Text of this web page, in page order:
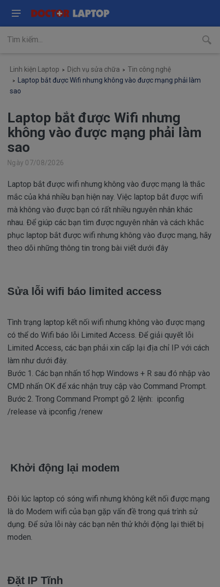
Linh kiện Laptop Dịch vụ sửa chữa
Tin công nghệ
​Laptop bắt được Wifi nhưng không vào được mạng phải làm
sao
​Laptop bắt được Wifi nhưng
không vào được mạng phải làm
sao
Ngày 07/08/2026
Laptop bắt được wifi nhưng không vào được mạng là thắc
mắc của khá nhiều bạn hiện nay. Việc laptop bắt được wifi
mà không vào được bạn có rất nhiều nguyên nhân khác
nhau. Để giúp các bạn tìm được nguyên nhân và cách khắc
phục laptop bắt được wifi nhưng không vào được mạng, hãy
theo dõi những thông tin trong bài viết dưới đây
Sửa lỗi wifi báo limited access
Tình trạng laptop kết nối wifi nhưng không vào được mạng
có thể do Wifi báo lỗi Limited Access. Để giải quyết lỗi
Limited Access, các bạn phải xin cấp lại địa chỉ IP với cách
làm như dưới đây.
Bước 1. Các bạn nhấn tổ hợp Windows + R sau đó nhập vào
CMD nhấn OK để xác nhận truy cập vào Command Prompt.
Bước 2. Trong Command Prompt gõ 2 lệnh: ipconfig
/release và ipconfig /renew
Khởi động lại modem
Đôi lúc laptop có sóng wifi nhưng không kết nối được mạng
là do Modem wifi của bạn gặp vấn đề trong quá trình sử
dụng. Để sửa lỗi này các bạn nên thử khởi động lại thiết bị
moden.
Đặt IP Tĩnh